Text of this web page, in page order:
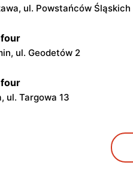
ul. Powstańców Śląskich
ul. Geodetów 2
ul. Targowa 13